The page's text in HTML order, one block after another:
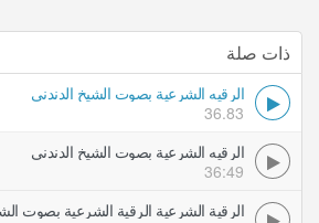
ذات صلة
الرقيه الشرعية بصوت الشيخ الدندني
36.83
الرقيه الشرعية بصوت الشيخ الدندني
36:49
الرقية الشرعية الرقية الشرعية بصوت